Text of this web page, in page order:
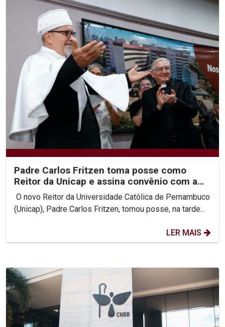
Padre Carlos Fritzen toma posse como
Reitor da Unicap e assina convênio com a
PUC-Rio
O novo Reitor da Universidade Católica de Pernambuco
(Unicap), Padre Carlos Fritzen, tomou posse, na tarde...
LER MAIS